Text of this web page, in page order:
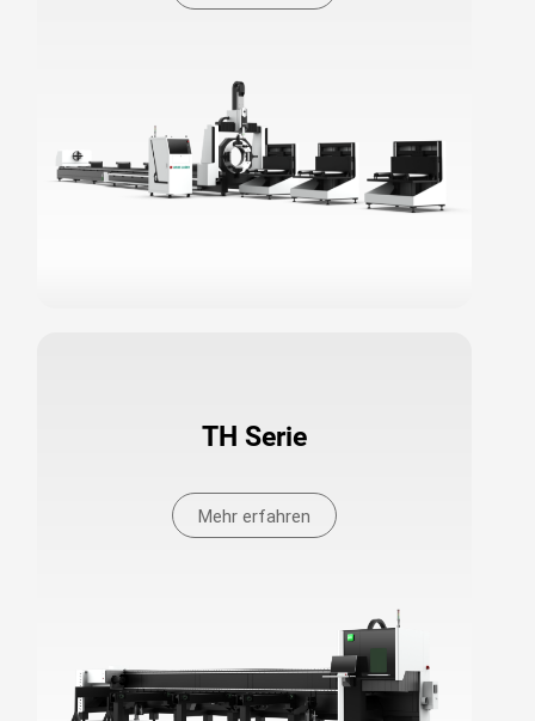
TH Serie
Mehr erfahren